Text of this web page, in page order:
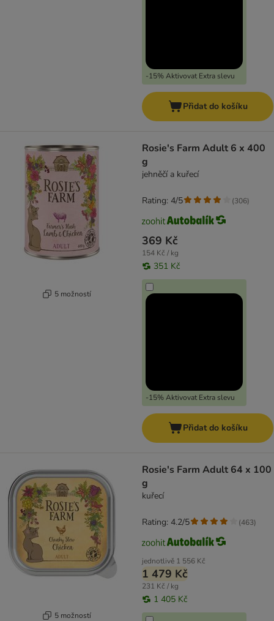
-15% Aktivovat Extra slevu
Přidat do košíku
5 možností
Rosie's Farm Adult 6 x 400
g
jehněčí a kuřecí
369 Kč
154 Kč / kg
351 Kč
-15% Aktivovat Extra slevu
Rating: 4/5 (306)
Přidat do košíku
5 možností
Rosie's Farm Adult 64 x 100
g
kuřecí
jednotlivě 1 556 Kč
1 479 Kč
231 Kč / kg
1 405 Kč
Rating: 4.2/5 (463)